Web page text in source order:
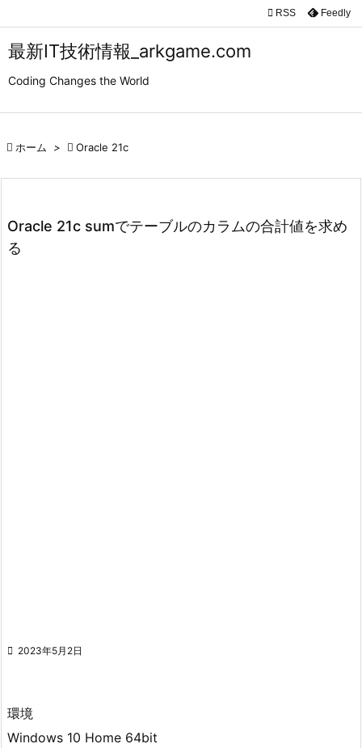
最新IT技術情報_arkgame.com
Coding Changes the World


検索
 RSS Feedly
 ホーム >  Oracle 21c
Oracle 21c sumでテーブルのカラムの合計値を求め
る
 2023年5月2日
環境
Windows 10 Home 64bit